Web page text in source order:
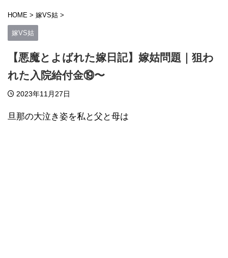
HOME > 嫁VS姑 >
嫁VS姑
【悪魔とよばれた嫁日記】嫁姑問題｜狙わ
れた入院給付金⑲〜
2023年11月27日
旦那の大泣き姿を私と父と母は